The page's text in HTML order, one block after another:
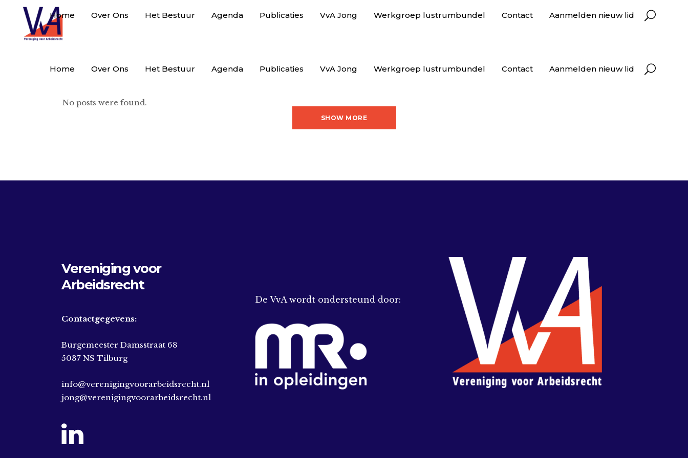
Home Over Ons Het Bestuur Agenda Publicaties VvA Jong Werkgroep lustrumbundel Contact Aanmelden nieuw lid
Home Over Ons Het Bestuur Agenda Publicaties VvA Jong Werkgroep lustrumbundel Contact Aanmelden nieuw lid
No posts were found.
SHOW MORE
Vereniging voor
Arbeidsrecht
Contactgegevens:
Burgemeester Damsstraat 68
5037 NS Tilburg
info@verenigingvoorarbeidsrecht.nl
jong@verenigingvoorarbeidsrecht.nl
De VvA wordt ondersteund door: